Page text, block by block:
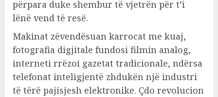
përpara duke shembur të vjetrën për t’i
lënë vend të resë.
Makinat zëvendësuan karrocat me kuaj,
fotografia digjitale fundosi filmin analog,
interneti rrëzoi gazetat tradicionale, ndërsa
telefonat inteligjentë zhdukën një industri
të tërë pajisjesh elektronike. Çdo revolucion